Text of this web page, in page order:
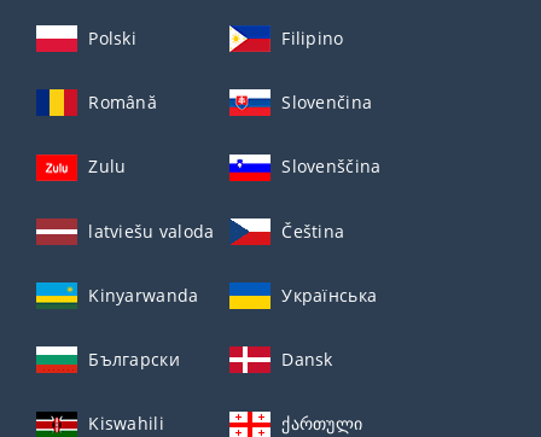
Polski Filipino
Română Slovenčina
Zulu Slovenščina
latviešu valoda Čeština
Kinyarwanda Українська
Български Dansk
Kiswahili ქართული